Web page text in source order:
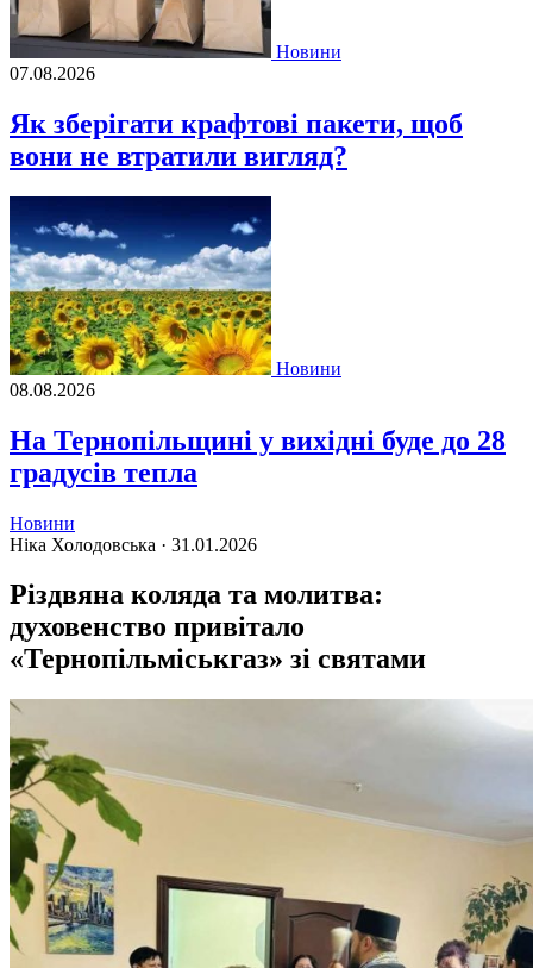
Новини
07.08.2026
Як зберігати крафтові пакети, щоб
вони не втратили вигляд?
Новини
08.08.2026
На Тернопільщині у вихідні буде до 28
градусів тепла
Новини
Ніка Холодовська · 31.01.2026
Різдвяна коляда та молитва:
духовенство привітало
«Тернопільміськгаз» зі святами